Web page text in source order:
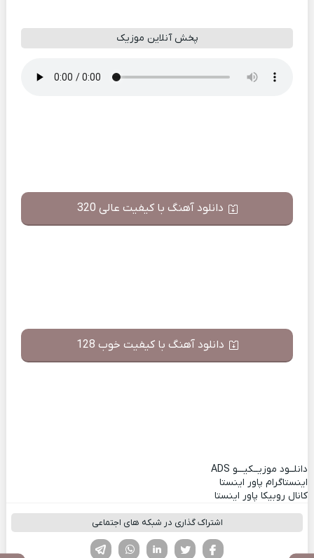
پخش آنلاین موزیک
دانلود آهنگ با کیفیت عالی 320
دانلود آهنگ با کیفیت خوب 128
دانلــود موزیــکیـــو ADS
اینستاگرام پاور اینستا
کانال روبیکا پاور اینستا
اشتراک گذاری در شبکه های اجتماعی
لینکدین تویتر
فیسوک